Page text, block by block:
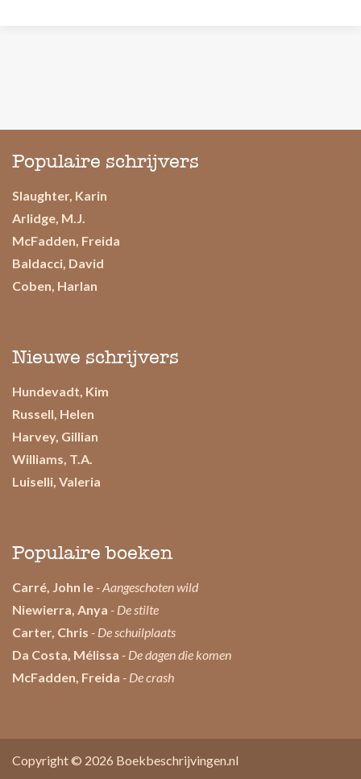
Populaire schrijvers
Slaughter, Karin
Arlidge, M.J.
McFadden, Freida
Baldacci, David
Coben, Harlan
Nieuwe schrijvers
Hundevadt, Kim
Russell, Helen
Harvey, Gillian
Williams, T.A.
Luiselli, Valeria
Populaire boeken
Carré, John le - Aangeschoten wild
Niewierra, Anya - De stilte
Carter, Chris - De schuilplaats
Da Costa, Mélissa - De dagen die komen
McFadden, Freida - De crash
Copyright © 2026 Boekbeschrijvingen.nl